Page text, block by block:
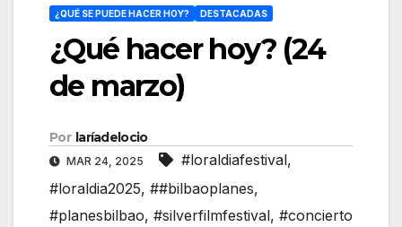
¿QUÉ SE PUEDE HACER HOY? DESTACADAS
¿Qué hacer hoy? (24
de marzo)
Por laríadelocio
MAR 24, 2025 #loraldiafestival,
#loraldia2025, ##bilbaoplanes,
#planesbilbao, #silverfilmfestival, #concierto